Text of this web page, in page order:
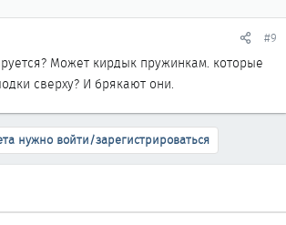
#9
Может кирдык пружинкам. которые
сверху? И брякают они.
нужно войти/зарегистрироваться